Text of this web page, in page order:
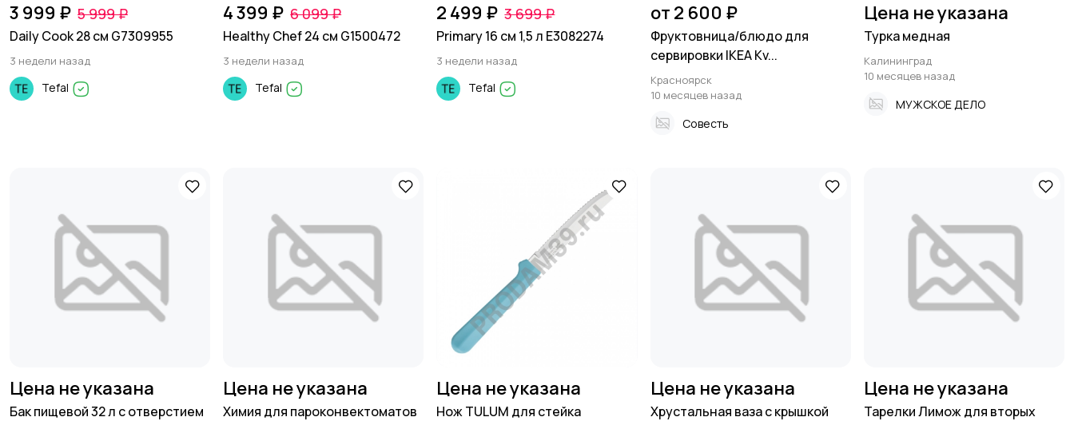
3 999 ₽ 5 999 ₽
Daily Cook 28 см G7309955
3 недели назад
Tefal
4 399 ₽ 6 099 ₽
Healthy Chef 24 cм G1500472
3 недели назад
Tefal
2 499 ₽ 3 699 ₽
Primary 16 см 1,5 л E3082274
3 недели назад
Tefal
от 2 600 ₽
Фруктовница/блюдо для
сервировки IKEA Kv...
Красноярск
10 месяцев назад
Совесть
Цена не указана
Турка медная
Калининград
10 месяцев назад
МУЖСКОЕ ДЕЛО
Цена не указана
Бак пищевой 32 л с отверстием
Цена не указана
Химия для пароконвектоматов
Цена не указана
Нож TULUM для стейка
Цена не указана
Хрустальная ваза с крышкой
Цена не указана
Тарелки Лимож для вторых